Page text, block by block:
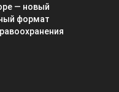
— новый
формат